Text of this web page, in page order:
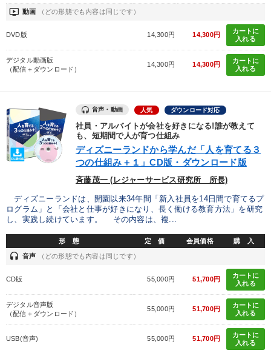
ondemand_video 動画 （どの形態でも内容は同じです）
DVD版 14,300円 14,300円
カートに
入れる
デジタル動画版
（配信＋ダウンロード）
14,300円 14,300円
カートに
入れる
音声・動画 人気 ダウンロード対応
社員・アルバイトが会社を好きになる!誰が教えて
も、短期間で人が育つ仕組み
ディズニーランドから学んだ「人を育てる３
つの仕組み＋１」CD版・ダウンロード版
斉藤茂一 (レジャーサービス研究所 所長)
ディズニーランドは、開園以来34年間「新入社員を14日間で育てるプ
ログラム」と「会社と仕事が好きになり、長く働ける教育方法」を研究
し、実践し続けています。 その内容は、複...
形 態 定 価 会員価格 購 入
headset 音声 （どの形態でも内容は同じです）
CD版 55,000円 51,700円
カートに
入れる
デジタル音声版
（配信＋ダウンロード）
55,000円 51,700円
カートに
入れる
USB(音声) 55,000円 51,700円
カートに
入れる